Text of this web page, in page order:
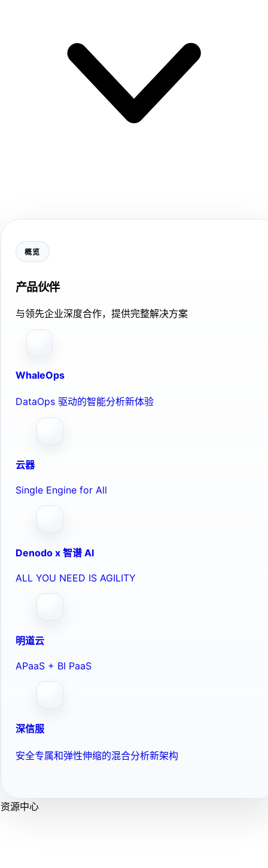
概览
产品伙伴
与领先企业深度合作，提供完整解决方案
WhaleOps
DataOps 驱动的智能分析新体验
云器
Single Engine for All
Denodo x 智谱 AI
ALL YOU NEED IS AGILITY
明道云
APaaS + BI PaaS
深信服
安全专属和弹性伸缩的混合分析新架构
资源中心